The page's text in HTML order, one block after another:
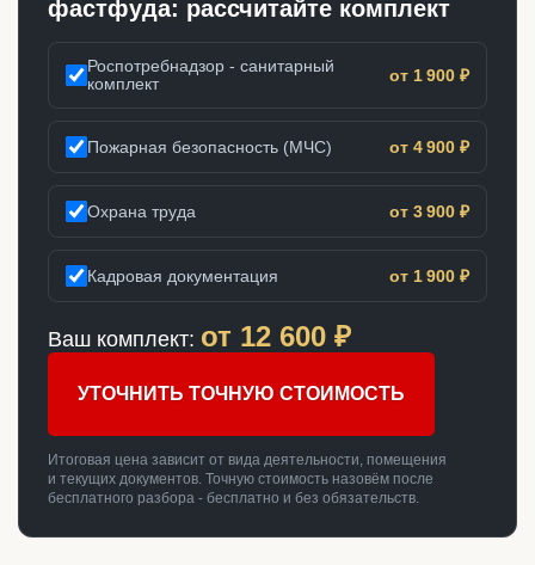
фастфуда: рассчитайте комплект
Роспотребнадзор - санитарный
комплект
от 1 900 ₽
Пожарная безопасность (МЧС) от 4 900 ₽
Охрана труда от 3 900 ₽
Кадровая документация от 1 900 ₽
Ваш комплект: от 12 600 ₽
УТОЧНИТЬ ТОЧНУЮ СТОИМОСТЬ
Итоговая цена зависит от вида деятельности, помещения
и текущих документов. Точную стоимость назовём после
бесплатного разбора - бесплатно и без обязательств.